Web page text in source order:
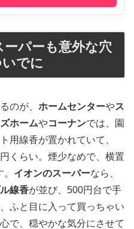
パーも意外な穴
でに
のが、 ホームセンターやス
ホームやコーナンでは、園
用線香が置かれていて、
くらい。煙少なめで、横置
イオンのスーパーなら、
線香が並び、500円台で手
ふと目に入って買っちゃい
で、穏やかな気分にさせて